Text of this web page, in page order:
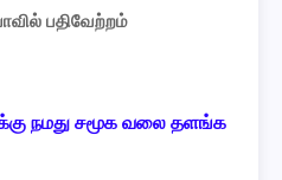
பதிவேற்றம்
நமது சமூக வலை தளங்க